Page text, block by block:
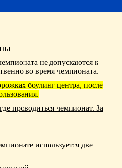
не допускаются к
во время чемпионата.
боулинг центра, после
проводиться чемпионат. За
используется две